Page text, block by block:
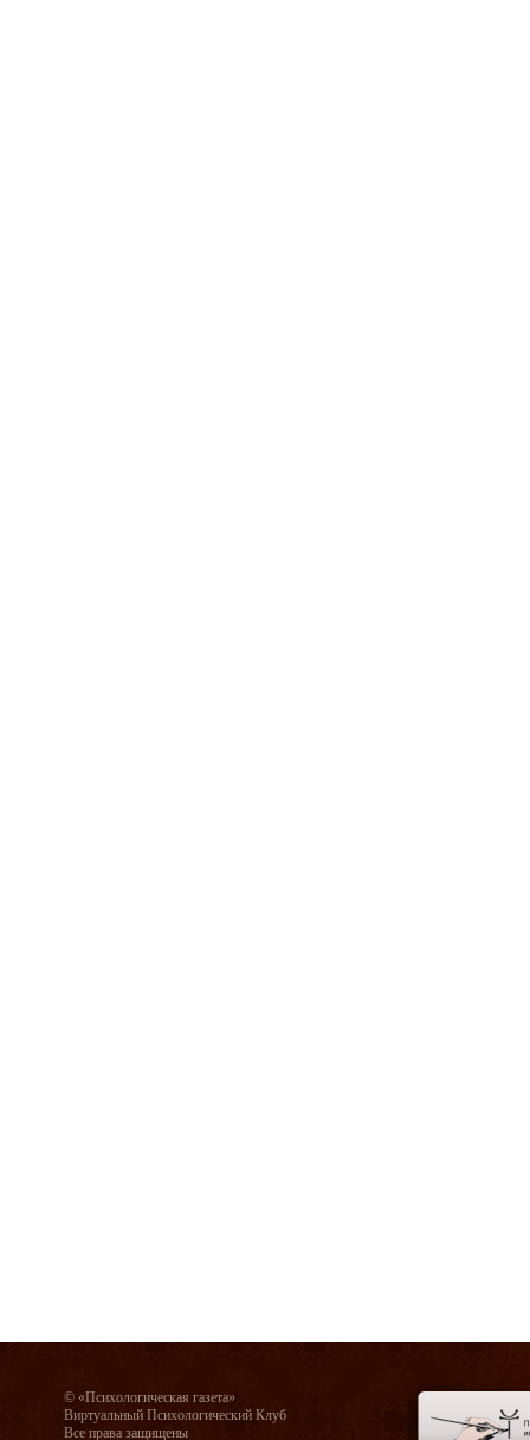
© «Психологическая газета»
Виртуальный Психологический Клуб
Все права защищены